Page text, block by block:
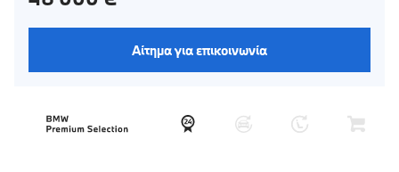
Αίτημα για επικοινωνία